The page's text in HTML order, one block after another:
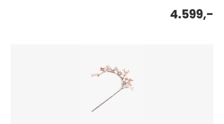
4.599,-